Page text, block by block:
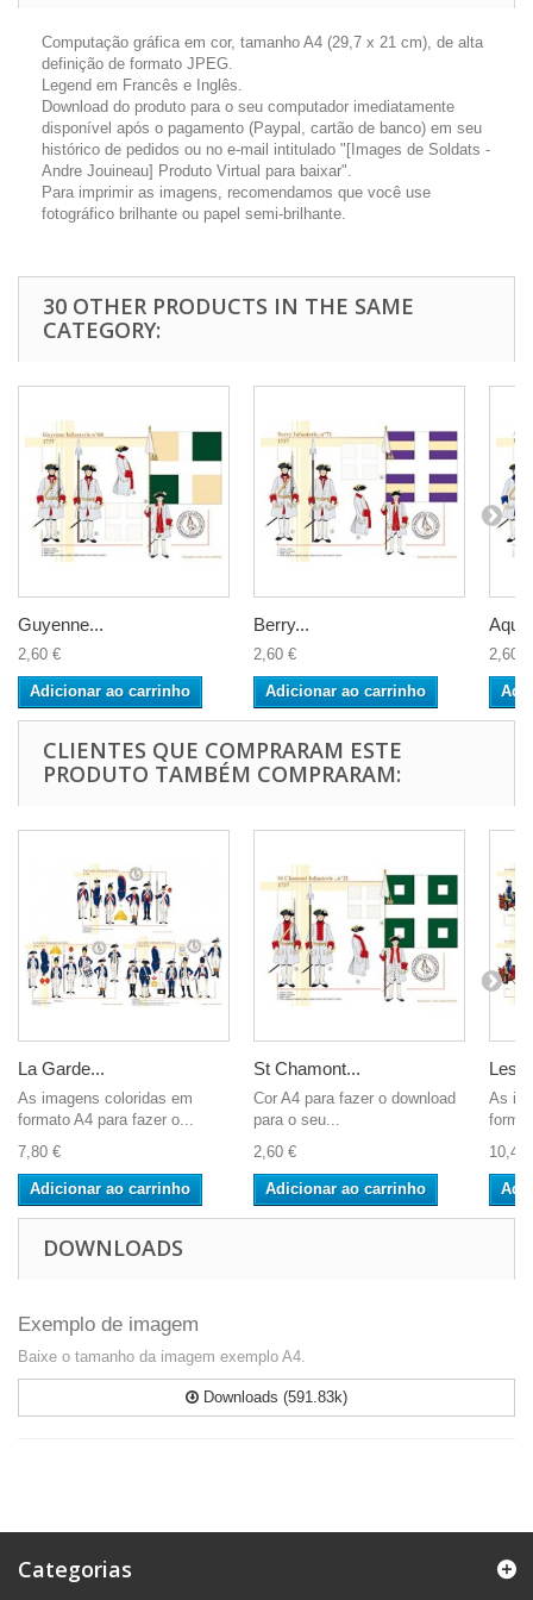
Computação gráfica em cor, tamanho A4 (29,7 x 21 cm), de alta
definição de formato JPEG.
Legend em Francês e Inglês.
Download do produto para o seu computador imediatamente
disponível após o pagamento (Paypal, cartão de banco) em seu
histórico de pedidos ou no e-mail intitulado "[Images de Soldats -
Andre Jouineau] Produto Virtual para baixar".
Para imprimir as imagens, recomendamos que você use
fotográfico brilhante ou papel semi-brilhante.
30 OTHER PRODUCTS IN THE SAME
CATEGORY:
Guyenne...
2,60 €
Adicionar ao carrinho
Berry...
2,60 €
Adicionar ao carrinho
2,60 €
CLIENTES QUE COMPRARAM ESTE
PRODUTO TAMBÉM COMPRARAM:
La Garde...
As imagens coloridas em
formato A4 para fazer o...
7,80 €
Adicionar ao carrinho
St Chamont...
Cor A4 para fazer o download
para o seu...
2,60 €
Adicionar ao carrinho
Les...
As
10,40
DOWNLOADS
Exemplo de imagem
Baixe o tamanho da imagem exemplo A4.
Downloads (591.83k)
Categorias